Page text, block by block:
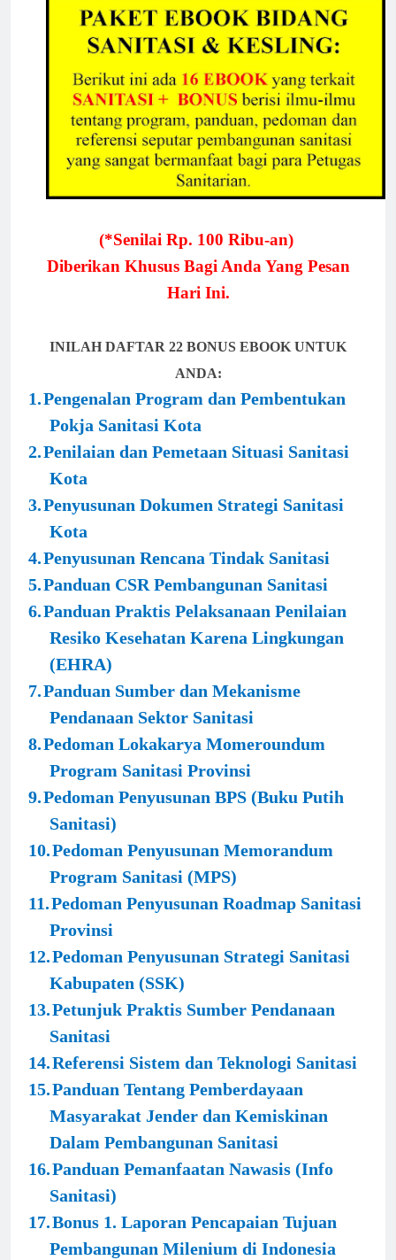
(*Senilai Rp. 100 Ribu-an)
Diberikan Khusus Bagi Anda Yang Pesan
Hari Ini.
INILAH DAFTAR 22 BONUS EBOOK UNTUK
ANDA:
1.Pengenalan Program dan Pembentukan
Pokja Sanitasi Kota
2.Penilaian dan Pemetaan Situasi Sanitasi
Kota
3.Penyusunan Dokumen Strategi Sanitasi
Kota
4.Penyusunan Rencana Tindak Sanitasi
5.Panduan CSR Pembangunan Sanitasi
6.Panduan Praktis Pelaksanaan Penilaian
Resiko Kesehatan Karena Lingkungan
(EHRA)
7.Panduan Sumber dan Mekanisme
Pendanaan Sektor Sanitasi
8.Pedoman Lokakarya Momeroundum
Program Sanitasi Provinsi
9.Pedoman Penyusunan BPS (Buku Putih
Sanitasi)
10.Pedoman Penyusunan Memorandum
Program Sanitasi (MPS)
11.Pedoman Penyusunan Roadmap Sanitasi
Provinsi
12.Pedoman Penyusunan Strategi Sanitasi
Kabupaten (SSK)
13.Petunjuk Praktis Sumber Pendanaan
Sanitasi
14.Referensi Sistem dan Teknologi Sanitasi
15.Panduan Tentang Pemberdayaan
Masyarakat Jender dan Kemiskinan
Dalam Pembangunan Sanitasi
16.Panduan Pemanfaatan Nawasis (Info
Sanitasi)
17.Bonus 1. Laporan Pencapaian Tujuan
Pembangunan Milenium di Indonesia